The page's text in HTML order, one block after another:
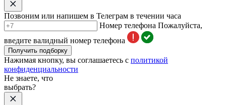
Позвоним или напишем в Телеграм в течении часа
Номер телефона Пожалуйста,
введите валидный номер телефона
Получить подборку
Нажимая кнопку, вы соглашаетесь с политикой
конфиденциальности
Не знаете, что
выбрать?